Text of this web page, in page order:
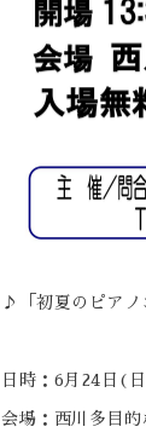
♪「初夏のピアノ
日時：6月24日(
会場：西川多目